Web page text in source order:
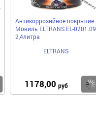
Купить
Антикоррозийное покрытие
Мовиль ELTRANS EL-0201.09
2,4литра
ELTRANS
1178,00 руб